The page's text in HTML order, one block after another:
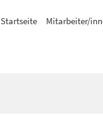
Startseite Mitarbeiter/